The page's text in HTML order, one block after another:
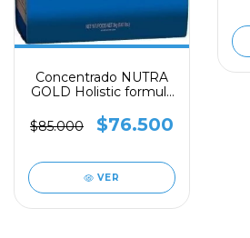
Concentrado NUTRA
GOLD Holistic formula
$85.000
$76.500
VER